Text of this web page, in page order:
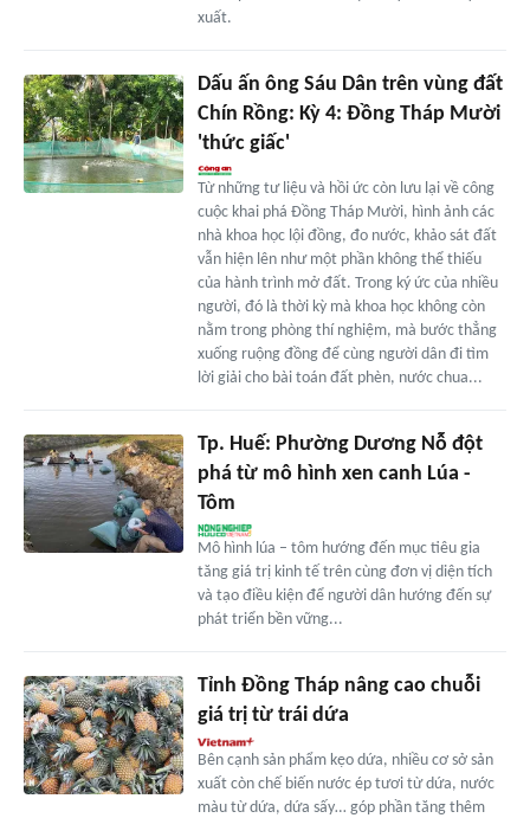
xuất.
Dấu ấn ông Sáu Dân trên vùng đất
Chín Rồng: Kỳ 4: Đồng Tháp Mười
'thức giấc'
Từ những tư liệu và hồi ức còn lưu lại về công
cuộc khai phá Đồng Tháp Mười, hình ảnh các
nhà khoa học lội đồng, đo nước, khảo sát đất
vẫn hiện lên như một phần không thể thiếu
của hành trình mở đất. Trong ký ức của nhiều
người, đó là thời kỳ mà khoa học không còn
nằm trong phòng thí nghiệm, mà bước thẳng
xuống ruộng đồng để cùng người dân đi tìm
lời giải cho bài toán đất phèn, nước chua...
Tp. Huế: Phường Dương Nỗ đột
phá từ mô hình xen canh Lúa -
Tôm
Mô hình lúa – tôm hướng đến mục tiêu gia
tăng giá trị kinh tế trên cùng đơn vị diện tích
và tạo điều kiện để người dân hướng đến sự
phát triển bền vững...
Tỉnh Đồng Tháp nâng cao chuỗi
giá trị từ trái dứa
Bên cạnh sản phẩm kẹo dứa, nhiều cơ sở sản
xuất còn chế biến nước ép tươi từ dứa, nước
màu từ dứa, dứa sấy… góp phần tăng thêm